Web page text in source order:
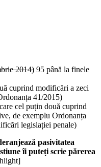
2014) 95 până la finele
cuprind modificări a zeci
41/2015)
cel puțin două cuprind
de exemplu Ordonanța
legislației penale)
pasivitatea
îi puteți scrie părerea